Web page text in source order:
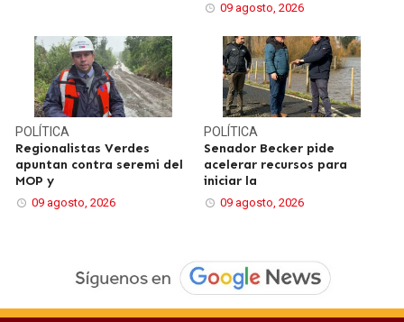
09 agosto, 2026
POLÍTICA
Regionalistas Verdes
apuntan contra seremi del
MOP y
09 agosto, 2026
POLÍTICA
Senador Becker pide
acelerar recursos para
iniciar la
09 agosto, 2026